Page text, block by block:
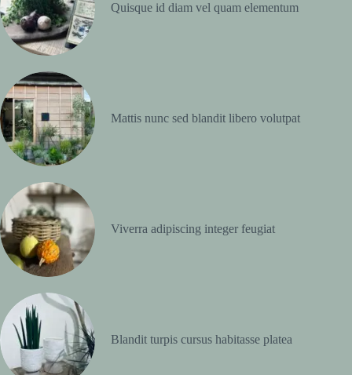
Quisque id diam vel quam elementum
Mattis nunc sed blandit libero volutpat
Viverra adipiscing integer feugiat
Blandit turpis cursus habitasse platea